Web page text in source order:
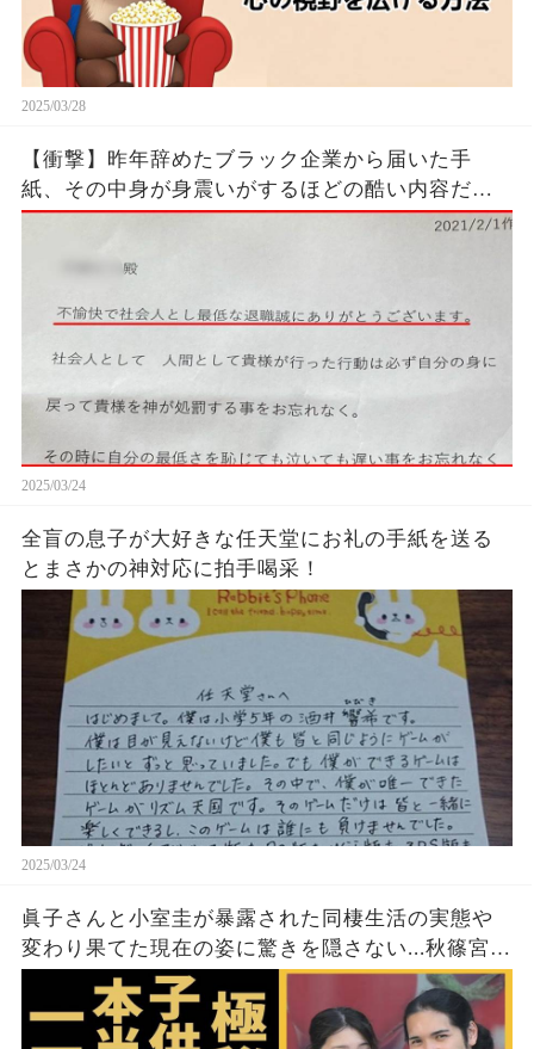
2025/03/28
【衝撃】昨年辞めたブラック企業から届いた手
紙、その中身が身震いがするほどの酷い内容だっ
た…...
2025/03/24
全盲の息子が大好きな任天堂にお礼の手紙を送る
とまさかの神対応に拍手喝采！
2025/03/24
眞子さんと小室圭が暴露された同棲生活の実態や
変わり果てた現在の姿に驚きを隠さない...秋篠宮家
の長女がアメリカで極秘出産の真相や暴露された
ヤバいO癖に言葉を失う...